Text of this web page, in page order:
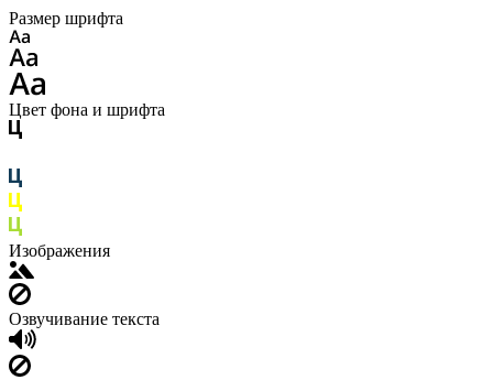
Размер шрифта
Цвет фона и шрифта
Изображения
Озвучивание текста